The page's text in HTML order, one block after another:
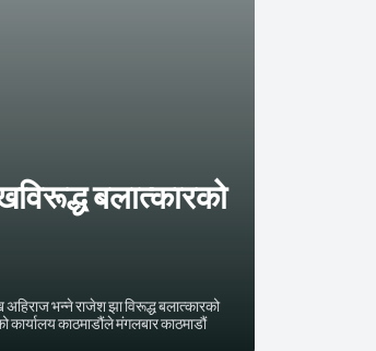
बलात्कारको
भन्ने राजेश झा विरूद्ध बलात्कारको
कार्यालय काठमाडौंले मंगलबार काठमाडौं